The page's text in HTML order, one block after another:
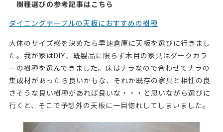
樹種選びの参考記事はこちら
ダイニングテーブルの天板におすすめの樹種
大体のサイズ感を決めたら早速倉庫に天板を選びに行きまし
た。我が家はDIY、既製品に限らず木目の家具はダークカラ
ーの樹種を選んできました。床はナラなので合わせてナラの
集成材があったら良いかもな、それか既存の家具と相性の良
さそうな良い樹種があれば良いな・・・と思いながら選びに
行くと、そこで予想外の天板に一目惚れしてしまいました。